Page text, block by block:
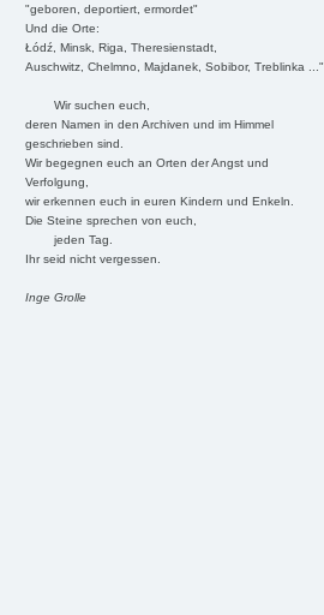
"geboren, deportiert, ermordet"
Und die Orte:
Łódź, Minsk, Riga, Theresienstadt,
Auschwitz, Chelmno, Majdanek, Sobibor, Treblinka ..."
Wir suchen euch,
deren Namen in den Archiven und im Himmel
geschrieben sind.
Wir begegnen euch an Orten der Angst und
Verfolgung,
wir erkennen euch in euren Kindern und Enkeln.
Die Steine sprechen von euch,
jeden Tag.
Ihr seid nicht vergessen.
Inge Grolle